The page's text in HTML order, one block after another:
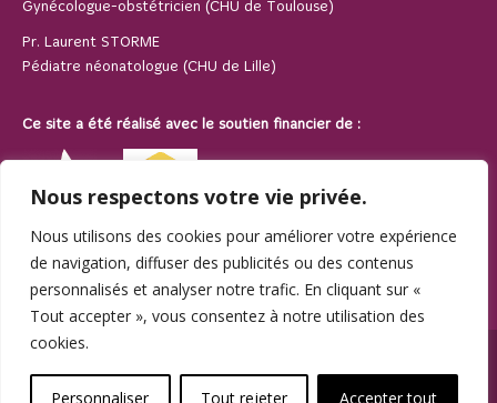
Nous respectons votre vie privée.
Nous utilisons des cookies pour améliorer votre expérience
de navigation, diffuser des publicités ou des contenus
personnalisés et analyser notre trafic. En cliquant sur «
Tout accepter », vous consentez à notre utilisation des
cookies.
Personnaliser Tout rejeter Accepter tout
Gynécologue-obstétricien (CHU de Toulouse)
Pr. Laurent STORME
Pédiatre néonatologue (CHU de Lille)
Ce site a été réalisé avec le soutien financier de :
footer